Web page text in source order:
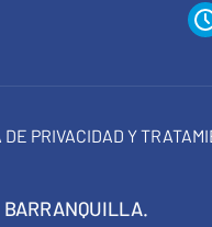
DE PRIVACIDAD Y